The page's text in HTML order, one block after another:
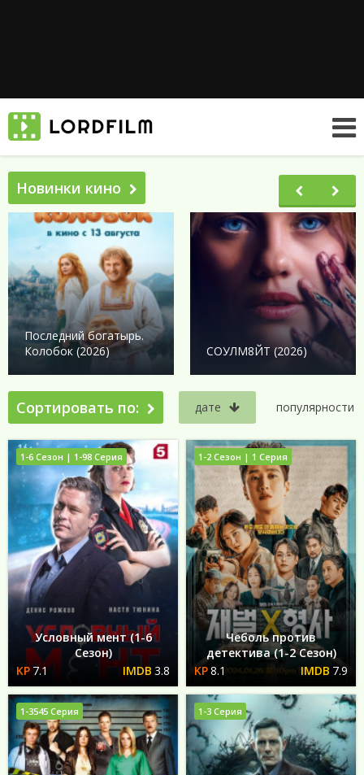
Новинки кино
Последний богатырь.
Колобок (2026)
СОУЛМ8ЙТ (2026)
Сортировать по: дате популярности
Условный мент (1-6
Сезон)
7.1
3.8
1-6 Сезон | 1-98 Серия
Чеболь против
детектива (1-2 Сезон)
8.1
7.9
1-2 Сезон | 1 Серия
1-3545 Серия 1-3 Серия